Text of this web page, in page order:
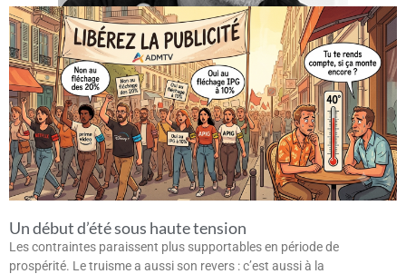
Un début d’été sous haute tension
Les contraintes paraissent plus supportables en période de
prospérité. Le truisme a aussi son revers : c’est aussi à la